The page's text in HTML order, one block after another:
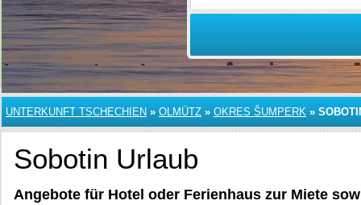
UNTERKUNFT TSCHECHIEN » OLMÜTZ » OKRES ŠUMPERK »
Sobotin Urlaub
Angebote für Hotel oder Ferienhaus zur Miete